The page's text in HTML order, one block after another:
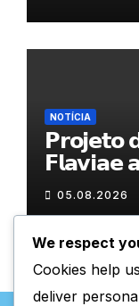
NOTÍCIA
𝗙𝗹𝗮𝘃𝗶𝗮𝗲
05.08.2026
We respect
Cookies help
deliver